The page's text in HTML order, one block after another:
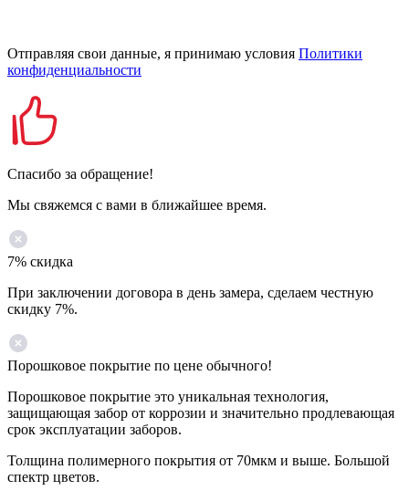
Отправляя свои данные, я принимаю условия Политики
конфиденциальности
Спасибо за обращение!
Мы свяжемся с вами в ближайшее время.
7% скидка
При заключении договора в день замера, сделаем честную
скидку 7%.
Порошковое покрытие по цене обычного!
Порошковое покрытие это уникальная технология,
защищающая забор от коррозии и значительно продлевающая
срок эксплуатации заборов.
Толщина полимерного покрытия от 70мкм и выше. Большой
спектр цветов.